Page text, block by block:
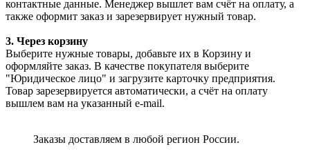
контактные данные. Менеджер вышлет вам счёт на оплату, а
также оформит заказ и зарезервирует нужный товар.
3. Через корзину
Выберите нужные товары, добавьте их в Корзину и
оформляйте заказ. В качестве покупателя выберите
"Юридическое лицо" и загрузите карточку предприятия.
Товар зарезервируется автоматически, а счёт на оплату
вышлем вам на указанный e-mail.
Заказы доставляем в любой регион России.